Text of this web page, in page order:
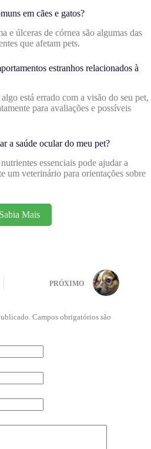
em cães e gatos?
e úlceras de córnea são algumas das
que afetam pets.
estranhos relacionados à
está errado com a visão do seu pet,
para avaliações e possíveis
a saúde ocular do meu pet?
essenciais pode ajudar a
um veterinário para orientações sobre
Sabia Mais
PRÓXIMO
Campos obrigatórios são